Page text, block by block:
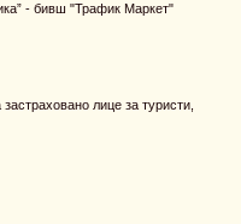
- бивш "Трафик Маркет"
лице за туристи,